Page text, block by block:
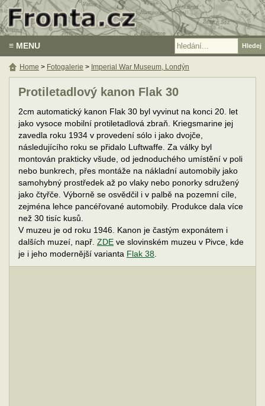
≡ MENU
Protiletadlový kanon Flak 30
2cm automatický kanon Flak 30 byl vyvinut na konci 20. let
jako vysoce mobilní protiletadlová zbraň. Kriegsmarine jej
zavedla roku 1934 v provedení sólo i jako dvojče,
následujícího roku se přidalo Luftwaffe. Za války byl
montován prakticky všude, od jednoduchého umístění v poli
nebo bunkrech, přes montáže na nákladní automobily jako
samohybný prostředek až po vlaky nebo ponorky sdružený
jako čtyřče. Výborně se osvědčil i v palbě na pozemní cíle,
zejména lehce pancéřované automobily. Produkce dala více
než 30 tisíc kusů.
V muzeu je od roku 1946. Kanon je častým exponátem i
dalších muzeí, např. ZDE ve slovinském muzeu v Pivce, kde
je i jeho modernější varianta Flak 38.
Home > Fotogalerie > Imperial War Museum, Londýn